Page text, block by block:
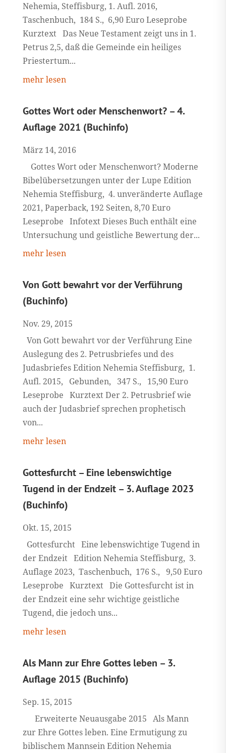
Nehemia, Steffisburg, 1. Aufl. 2016,
Taschenbuch, 184 S., 6,90 Euro Leseprobe
Kurztext Das Neue Testament zeigt uns in 1.
Petrus 2,5, daß die Gemeinde ein heiliges
Priestertum...
mehr lesen
Gottes Wort oder Menschenwort? – 4.
Auflage 2021 (Buchinfo)
März 14, 2016
Gottes Wort oder Menschenwort? Moderne
Bibelübersetzungen unter der Lupe Edition
Nehemia Steffisburg, 4. unveränderte Auflage
2021, Paperback, 192 Seiten, 8,70 Euro
Leseprobe Infotext Dieses Buch enthält eine
Untersuchung und geistliche Bewertung der...
mehr lesen
Von Gott bewahrt vor der Verführung
(Buchinfo)
Nov. 29, 2015
Von Gott bewahrt vor der Verführung Eine
Auslegung des 2. Petrusbriefes und des
Judasbriefes Edition Nehemia Steffisburg, 1.
Aufl. 2015, Gebunden, 347 S., 15,90 Euro
Leseprobe Kurztext Der 2. Petrusbrief wie
auch der Judasbrief sprechen prophetisch
von...
mehr lesen
Gottesfurcht – Eine lebenswichtige
Tugend in der Endzeit – 3. Auflage 2023
(Buchinfo)
Okt. 15, 2015
Gottesfurcht Eine lebenswichtige Tugend in
der Endzeit Edition Nehemia Steffisburg, 3.
Auflage 2023, Taschenbuch, 176 S., 9,50 Euro
Leseprobe Kurztext Die Gottesfurcht ist in
der Endzeit eine sehr wichtige geistliche
Tugend, die jedoch uns...
mehr lesen
Als Mann zur Ehre Gottes leben – 3.
Auflage 2015 (Buchinfo)
Sep. 15, 2015
Erweiterte Neuausgabe 2015 Als Mann
zur Ehre Gottes leben. Eine Ermutigung zu
biblischem Mannsein Edition Nehemia